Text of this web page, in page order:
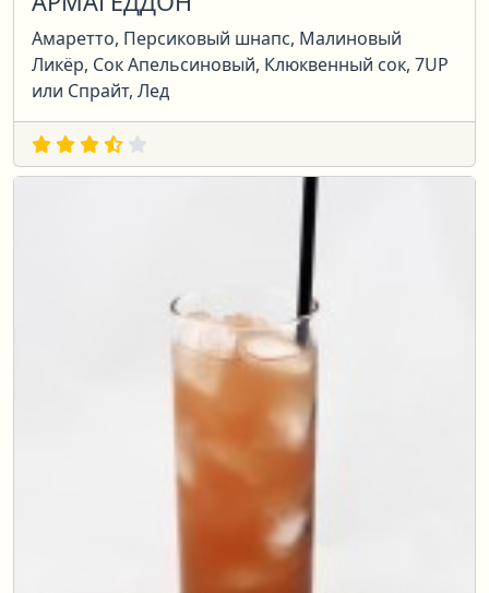
Амаретто, Персиковый шнапс, Малиновый
Ликёр, Сок Апельсиновый, Клюквенный сок, 7UP
или Спрайт, Лед